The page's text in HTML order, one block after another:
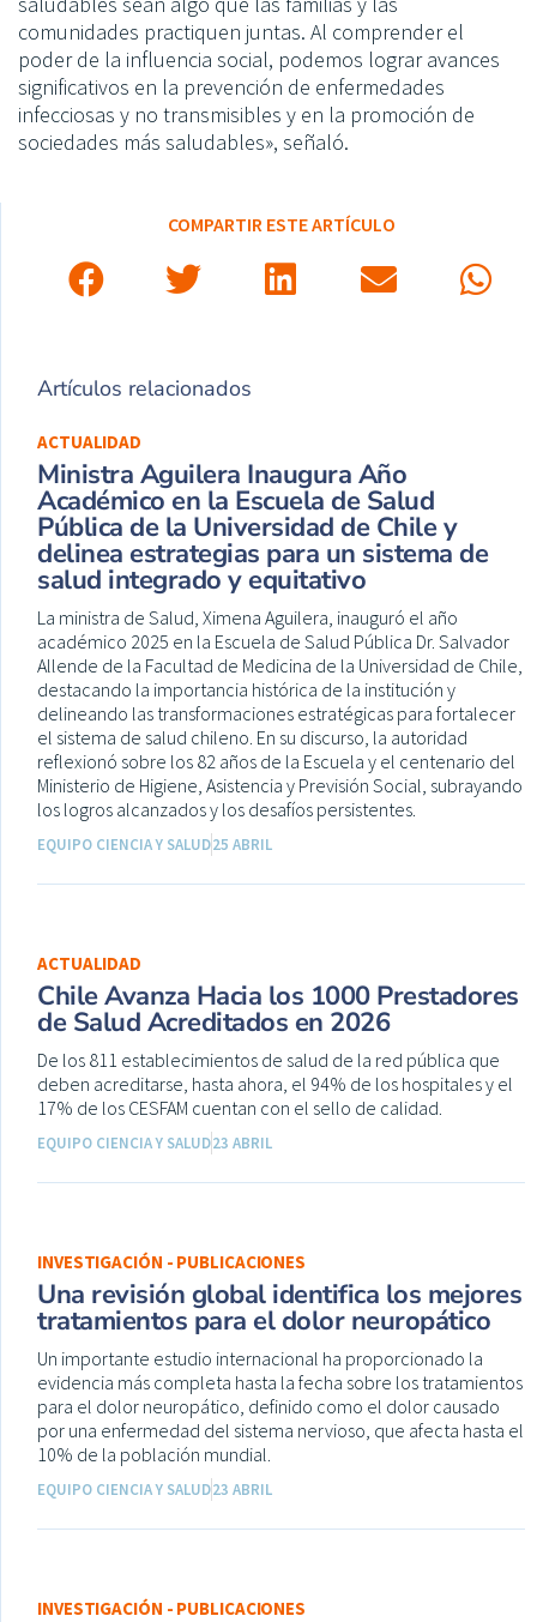
comunidades practiquen juntas. Al comprender el
poder de la influencia social, podemos lograr avances
significativos en la prevención de enfermedades
infecciosas y no transmisibles y en la promoción de
sociedades más saludables», señaló.
COMPARTIR ESTE ARTÍCULO
Artículos relacionados
ACTUALIDAD
Ministra Aguilera Inaugura Año
Académico en la Escuela de Salud
Pública de la Universidad de Chile y
delinea estrategias para un sistema de
salud integrado y equitativo
La ministra de Salud, Ximena Aguilera, inauguró el año
académico 2025 en la Escuela de Salud Pública Dr. Salvador
Allende de la Facultad de Medicina de la Universidad de Chile,
destacando la importancia histórica de la institución y
delineando las transformaciones estratégicas para fortalecer
el sistema de salud chileno. En su discurso, la autoridad
reflexionó sobre los 82 años de la Escuela y el centenario del
Ministerio de Higiene, Asistencia y Previsión Social, subrayando
los logros alcanzados y los desafíos persistentes.
EQUIPO CIENCIA Y SALUD25 ABRIL
ACTUALIDAD
Chile Avanza Hacia los 1000 Prestadores
de Salud Acreditados en 2026
De los 811 establecimientos de salud de la red pública que
deben acreditarse, hasta ahora, el 94% de los hospitales y el
17% de los CESFAM cuentan con el sello de calidad.
EQUIPO CIENCIA Y SALUD23 ABRIL
INVESTIGACIÓN - PUBLICACIONES
Una revisión global identifica los mejores
tratamientos para el dolor neuropático
Un importante estudio internacional ha proporcionado la
evidencia más completa hasta la fecha sobre los tratamientos
para el dolor neuropático, definido como el dolor causado
por una enfermedad del sistema nervioso, que afecta hasta el
10% de la población mundial.
EQUIPO CIENCIA Y SALUD23 ABRIL
INVESTIGACIÓN - PUBLICACIONES